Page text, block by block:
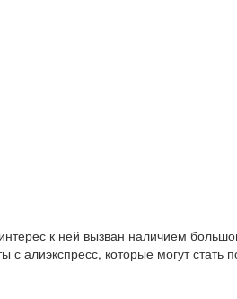
к ней вызван наличием
алиэкспресс, которые могут стать